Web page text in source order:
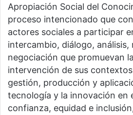
Apropiación Social del
proceso intencionado que
actores sociales a participar
intercambio, diálogo, análisis,
negociación que promuevan
intervención de sus
gestión, producción y
tecnología y la innovación en
confianza, equidad e